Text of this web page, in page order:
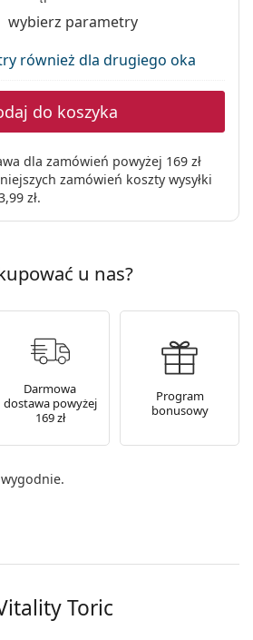
wybierz parametry
również dla drugiego oka
do koszyka
dla zamówień powyżej 169 zł
zamówień koszty wysyłki
zł.
u nas?
Darmowa
dostawa powyżej
169 zł
Program
bonusowy
Toric